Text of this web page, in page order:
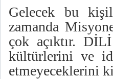
Gelecek bu
zamanda
çok açıktır.
kültürlerini ve
etmeyeceklerini